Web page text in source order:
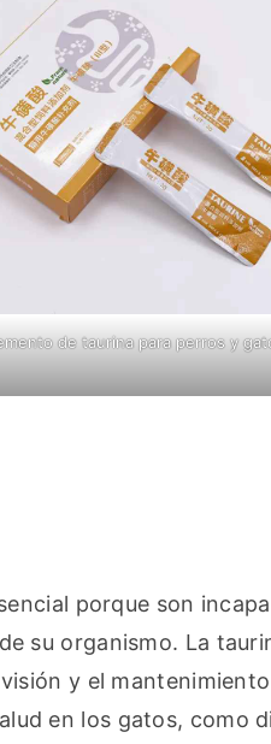
de taurina para perros y
porque son
su organismo. La
y el
en los gatos, como